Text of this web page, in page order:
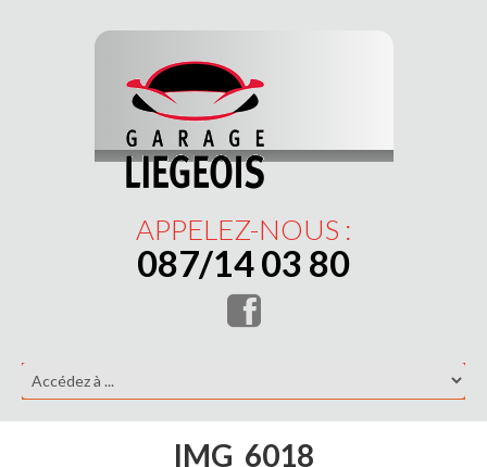
APPELEZ-NOUS :
087/14 03 80
IMG_6018